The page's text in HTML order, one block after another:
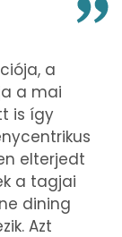
a
a mai
is így
elterjedt
a tagjai
dining
Azt